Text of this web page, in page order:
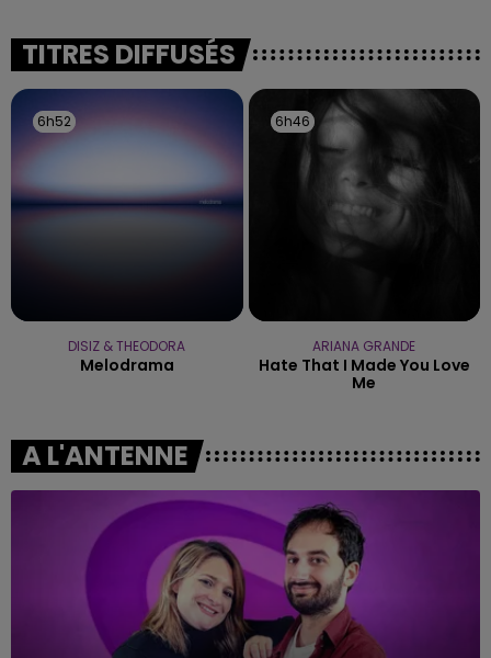
l'inspection du Travail en profite pour rappeler
les conditions de...
TITRES DIFFUSÉS
6h52
6h52
DISIZ & THEODORA
Melodrama
6h46
6h46
ARIANA GRANDE
Hate That I Made You Love
Me
A L'ANTENNE